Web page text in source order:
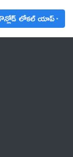
లోకల్ యాప్